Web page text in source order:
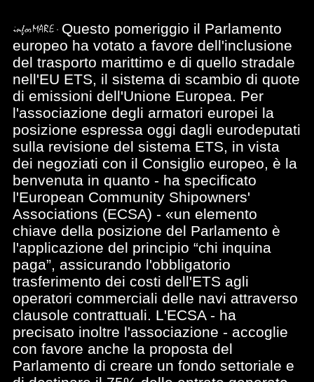
Questo pomeriggio il Parlamento
europeo ha votato a favore dell'inclusione
del trasporto marittimo e di quello stradale
nell'EU ETS, il sistema di scambio di quote
di emissioni dell'Unione Europea. Per
l'associazione degli armatori europei la
posizione espressa oggi dagli eurodeputati
sulla revisione del sistema ETS, in vista
dei negoziati con il Consiglio europeo, è la
benvenuta in quanto - ha specificato
l'European Community Shipowners'
Associations (ECSA) - «un elemento
chiave della posizione del Parlamento è
l'applicazione del principio “chi inquina
paga”, assicurando l'obbligatorio
trasferimento dei costi dell'ETS agli
operatori commerciali delle navi attraverso
clausole contrattuali. L'ECSA - ha
precisato inoltre l'associazione - accoglie
con favore anche la proposta del
Parlamento di creare un fondo settoriale e